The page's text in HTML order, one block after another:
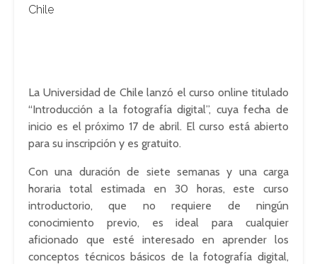
Chile
La Universidad de Chile lanzó el curso online titulado
“Introducción a la fotografía digital”, cuya fecha de
inicio es el próximo 17 de abril. El curso está abierto
para su inscripción y es gratuito.
Con una duración de siete semanas y una carga
horaria total estimada en 30 horas, este curso
introductorio, que no requiere de ningún
conocimiento previo, es ideal para cualquier
aficionado que esté interesado en aprender los
conceptos técnicos básicos de la fotografía digital,